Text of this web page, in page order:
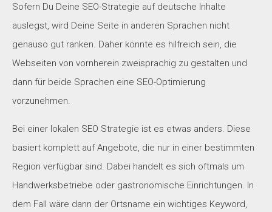
Sofern Du Deine SEO-Strategie auf deutsche Inhalte
auslegst, wird Deine Seite in anderen Sprachen nicht
genauso gut ranken. Daher könnte es hilfreich sein, die
Webseiten von vornherein zweisprachig zu gestalten und
dann für beide Sprachen eine SEO-Optimierung
vorzunehmen.
Bei einer lokalen SEO Strategie ist es etwas anders. Diese
basiert komplett auf Angebote, die nur in einer bestimmten
Region verfügbar sind. Dabei handelt es sich oftmals um
Handwerksbetriebe oder gastronomische Einrichtungen. In
dem Fall wäre dann der Ortsname ein wichtiges Keyword,